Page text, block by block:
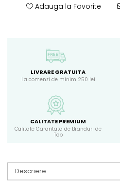
Adauga la Favorite
LIVRARE GRATUITA
La comenzi de minim 250 lei
CALITATE PREMIUM
Calitate Garantata de Branduri de
Top
Descriere